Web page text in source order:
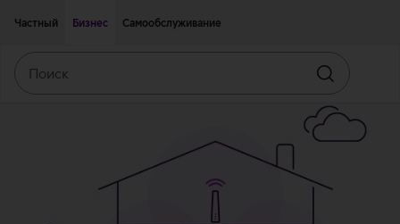
Частный
Бизнес Самообслуживание
Искать